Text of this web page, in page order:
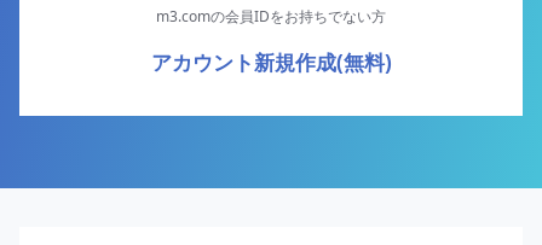
m3.comの会員IDをお持ちでない方
アカウント新規作成(無料)